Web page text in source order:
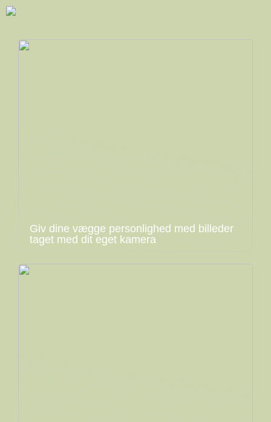
Giv dine vægge personlighed med billeder
taget med dit eget kamera